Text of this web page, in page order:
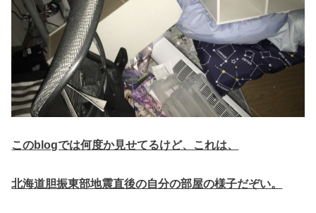
このblogでは何度か見せてるけど、これは、
北海道胆振東部地震直後の自分の部屋の様子だぞい。